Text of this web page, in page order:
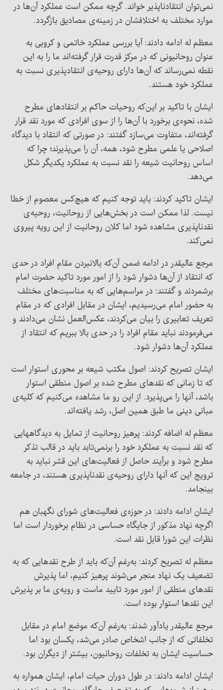
نمی‌توان انتقادناپذیر خواند. گرچه ممکن است عملکرد آن‌ها در
موارد مختلف به اختلافشان در زمینه‌ی مصادیق بازگردد.
معظم له ادامه دادند: آیا بررسی عملکرد خاتمی و کروبی به
عنوان روحانیونی که در مرکز قدرت قرار گرفته‌اند ما را به این
نقطه نمی‌رساند که آن‌ها دارای روحیه‌ی انتقادپذیری نسبت به
عملکرد خود هستند.
ایشان با تاکید بر این‌که روحیات حاکم بر انتقادهای مطرح
شده، نحوه‌ی برخورد با آن‌ها را از سوی افرادی که مورد نقد قرار
گرفته‌اند، متفاوت می‌سازد گفتند: در صورتی که انتقاد با دیدگاه
اصلاحی یا علمی مطرح شود، همه، آن را می‌پذیرند؛ چرا که
اساس روحانیت شیعه را نقد نسبت به عملکرد یکدیگر شکل
می‌دهد.
ایشان تاکید کردند: باید توجه کنیم که هیچ‌کس معصوم از خطا
نیست. لذا ممکن است در بخش‌هایی از روحانیت، روحیه‌ی
نقدناپذیری مشاهده شود اما کلان روحانیت از این رویه پیروی
نمی‌کند.
مرجع عالیقدر در ادامه ضمن آن‌که بالانبردن مقام افراد در حدی
که انتقاد از آن‌ها دشوار شود را از امور مورد تاکید حضرت امام
برشمردند و گفتند: در مراسم‌هایی که به مناسبت‌های مختلف
به حضور امام می‌رسیدیم، ایشان در مقابل افرادی که در مقام
تعریف تعابیری را بیان می‌کردند، عکس‌العمل نشان می‌دادند و
می‌فرمودند نباید مقام افراد را در حدی بالا ببریم که انتقاد از
عملکرد آن‌ها دشوار شود.
ایشان تصریح کردند: اصول مکتب شیعه بر محوری استوار است
که تا زمانی که نقدهای مطرح شده بر اصول منطقی استوار
باشد، آنها را می‌پذیرد. از این رو ما مشاهده می‌کنیم که کلیه‌ی
مبانی دینی ما طبق همین اصل، رشد یافته‌اند.
معظم له اضافه کردند: پرهیز روحانیت از تمایل به دیدگاههایی
که نقد نسبت به عملکرد خود را برنمی‌تابد باید در قالب تذکر
مطرح شود و برآیند حاصل از فعالیت‌های این قشر نباید به
ترویج این که آنها دارای روحیه‌ی نقدناپذیری هستند، در جامعه
بینجامد.
ایشان ادامه دادند: در حوزه‌ی فعالیت‌های شورای نگهبان هم
اگرچه نهاد مذکور از جایگاه حساسی در نظام برخوردار است اما
نظرات این شورا قابل نقد است.
معظم له تصریح کردند: به‌رغم آن‌که باید از طرح نقدهایی که به
تضعیف یک نهاد منجر می‌شوند پرهیز کنیم، اما پذیرش
نقدهای منطقی از امور مورد تایید ماست و رویه‌ی ما بر پذیرش
این نقدها استوار بوده است.
مرجع عالیقدر یادآور شدند: به‌رغم آن‌که موضع امام در مقابل
تخلفاتی که از جانب اشخاص صادر می‌شد، یکسان بود اما
حساسیت ایشان به تخلفات روحانیون، بیشتر از دیگران بود.
ایشان ادامه دادند: در طول دوران حیات امام، ایشان همواره به